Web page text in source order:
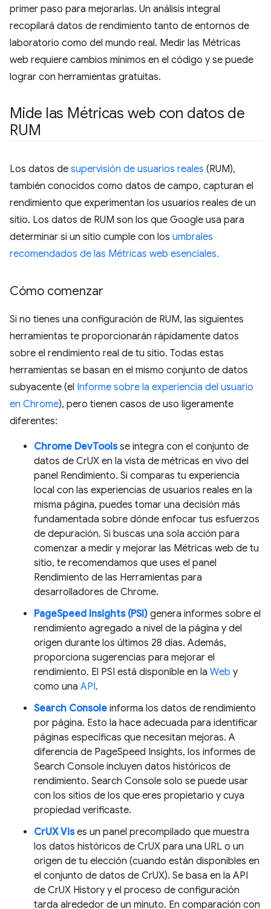
primer paso para mejorarlas. Un análisis integral
recopilará datos de rendimiento tanto de entornos de
laboratorio como del mundo real. Medir las Métricas
web requiere cambios mínimos en el código y se puede
lograr con herramientas gratuitas.
Mide las Métricas web con datos de
RUM
Los datos de supervisión de usuarios reales (RUM),
también conocidos como datos de campo, capturan el
rendimiento que experimentan los usuarios reales de un
sitio. Los datos de RUM son los que Google usa para
determinar si un sitio cumple con los umbrales
recomendados de las Métricas web esenciales.
Cómo comenzar
Si no tienes una configuración de RUM, las siguientes
herramientas te proporcionarán rápidamente datos
sobre el rendimiento real de tu sitio. Todas estas
herramientas se basan en el mismo conjunto de datos
subyacente (el Informe sobre la experiencia del usuario
en Chrome), pero tienen casos de uso ligeramente
diferentes:
Chrome DevToolsse integra con el conjunto de
datos de CrUX en la vista de métricas en vivo del
panel Rendimiento. Si comparas tu experiencia
local con las experiencias de usuarios reales en la
misma página, puedes tomar una decisión más
fundamentada sobre dónde enfocar tus esfuerzos
de depuración. Si buscas una sola acción para
comenzar a medir y mejorar las Métricas web de tu
sitio, te recomendamos que uses el panel
Rendimiento de las Herramientas para
desarrolladores de Chrome.
PageSpeed Insights (PSI) genera informes sobre el
rendimiento agregado a nivel de la página y del
origen durante los últimos 28 días. Además,
proporciona sugerencias para mejorar el
rendimiento. El PSI está disponible en la Web y
como una API.
Search Console informa los datos de rendimiento
por página. Esto la hace adecuada para identificar
páginas específicas que necesitan mejoras. A
diferencia de PageSpeed Insights, los informes de
Search Console incluyen datos históricos de
rendimiento. Search Console solo se puede usar
con los sitios de los que eres propietario y cuya
propiedad verificaste.
CrUX Vises un panel precompilado que muestra
los datos históricos de CrUX para una URL o un
origen de tu elección (cuando están disponibles en
el conjunto de datos de CrUX). Se basa en la API
de CrUX History y el proceso de configuración
tarda alrededor de un minuto. En comparación con